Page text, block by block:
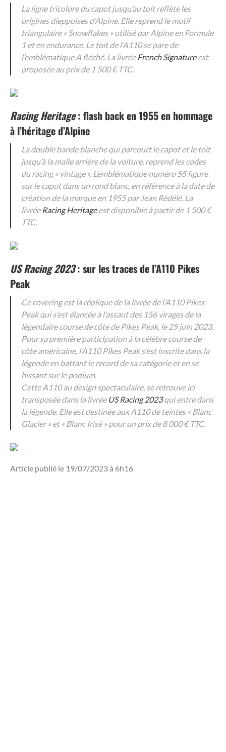
La ligne tricolore du capot jusqu’au toit reflète les
origines dieppoises d’Alpine. Elle reprend le motif
triangulaire « Snowflakes » utilisé par Alpine en Formule
1 et en endurance. Le toit de l’A110 se pare de
l’emblématique A fléché. La livréeFrench Signatureest
proposée au prix de 1 500 € TTC.
Racing Heritage: flash back en 1955 en hommage
à l’héritage d’Alpine
La double bande blanche qui parcourt le capot et le toit
jusqu’à la malle arrière de la voiture, reprend les codes
du racing « vintage ». L’emblématique numéro 55 figure
sur le capot dans un rond blanc, en référence à la date de
création de la marque en 1955 par Jean Rédélé. La
livrée Racing Heritageest disponible à partir de 1 500 €
TTC.
US Racing 2023: sur les traces de l’A110 Pikes
Peak
Ce covering est la réplique de la livrée de l’A110 Pikes
Peak qui s’est élancée à l’assaut des 156 virages de la
légendaire course de côte de Pikes Peak, le 25 juin 2023.
Pour sa première participation à la célèbre course de
côte américaine, l’A110 Pikes Peak s’est inscrite dans la
légende en battant le record de sa catégorie et en se
hissant sur le podium.
Cette A110 au design spectaculaire, se retrouve ici
transposée dans la livrée US Racing 2023qui entre dans
la légende. Elle est destinée aux A110 de teintes « Blanc
Glacier » et « Blanc Irisé » pour un prix de 8 000 € TTC.
Article publié le 19/07/2023 à 6h16